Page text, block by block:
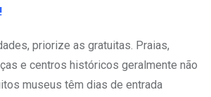
priorize as gratuitas. Praias,
e centros históricos geralmente não
museus têm dias de entrada